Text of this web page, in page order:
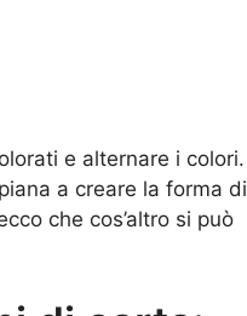
e alternare i colori.
a creare la forma di
che cos’altro si può